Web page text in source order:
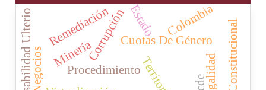
Cuotas De Género
Territorio
Procedimiento
CorrupciónEstado
Legalidad
Colombia
Minería
Remediación